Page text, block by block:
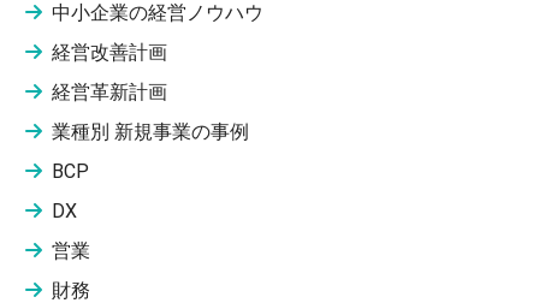
中小企業の経営ノウハウ
経営改善計画
経営革新計画
業種別 新規事業の事例
BCP
DX
営業
財務